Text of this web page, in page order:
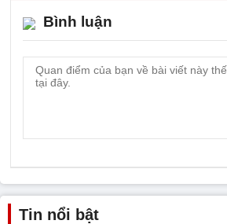
Bình luận
Tin nổi bật